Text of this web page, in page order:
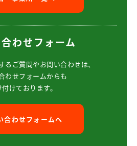
わせフォーム
るご質問やお問い合わせは、
わせフォームからも
けております。
合わせフォームへ